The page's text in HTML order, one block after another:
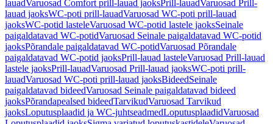
lauadVaruosad Comfort prill-lauad jaoksPrill-lauadVaruosad Prill-
lauad jaoksWC-poti prill-lauadVaruosad WC-poti prill-lauad
jaoksWC-potid lasteleVaruosad WC-potid lastele jaoksSeinale
paigaldatavad WC-potidVaruosad Seinale paigaldatavad WC-potid
jaoksPõrandale paigaldatavad WC-potidVaruosad Põrandale
paigaldatavad WC-potid jaoksPrill-lauad lasteleVaruosad Prill-lauad
lastele jaoksPrill-lauadVaruosad Prill-lauad jaoksWC-poti prill-
lauadVaruosad WC-poti prill-lauad jaoksBideedSeinale
paigaldatavad bideedVaruosad Seinale paigaldatavad bideed
jaoksPõrandapealsed bideedTarvikudVaruosad Tarvikud
jaoksLoputusplaadid ja WC-juhtseadmedLoputusplaadidVaruosad